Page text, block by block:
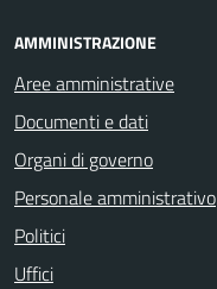
AMMINISTRAZIONE
Aree amministrative
Documenti e dati
Organi di governo
Personale amministrativo
Politici
Uffici